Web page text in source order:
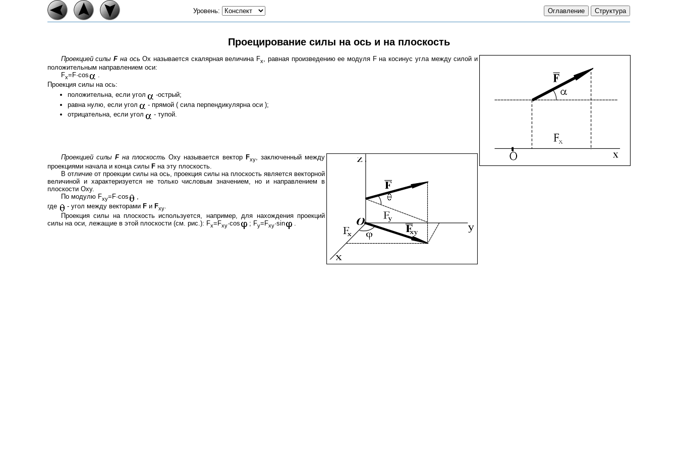
Уровень:
Проецирование силы на ось и на плоскость
Проекцией силыFна ось Ox называется скалярная величина Fx
, равная произведению ее модуля F на косинус угла между силой и
положительным направлением оси:
Fx=F·cos
.
Проекция силы на ось:
положительна, если угол
-острый;
равна нулю, если угол
- прямой ( сила перпендикулярна оси );
отрицательна, если угол
- тупой.
Проекцией силы Fна плоскость Oxy называется вектор Fxy, заключенный между
проекциями начала и конца силыF на эту плоскость.
В отличие от проекции силы на ось, проекция силы на плоскость является векторной
величиной и характеризуется не только числовым значением, но и направлением в
плоскости Oxy.
По модулю Fxy=F·cos
где
- угол между векторамиF иFxy
Проекция силы на плоскость используется, например, для нахождения проекций
силы на оси, лежащие в этой плоскости (см. рис.): Fx=Fxy·cos ; Fy=Fxy·sin